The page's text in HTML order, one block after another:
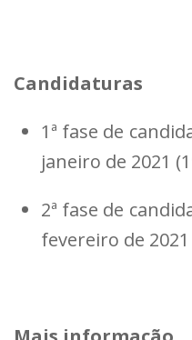
Candidaturas
1ª fase de
janeiro de 2021
2ª fase de
fevereiro de